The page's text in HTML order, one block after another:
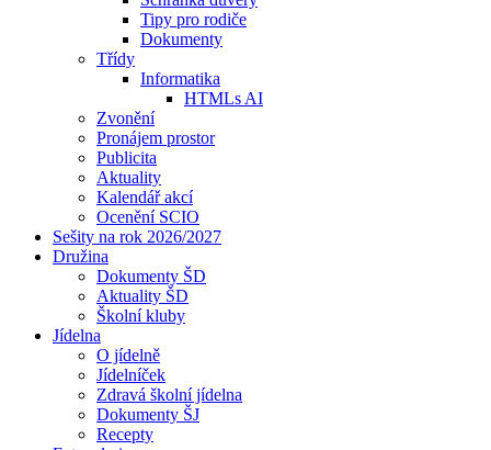
Tipy pro rodiče
Dokumenty
Třídy
Informatika
HTMLs AI
Zvonění
Pronájem prostor
Publicita
Aktuality
Kalendář akcí
Ocenění SCIO
Sešity na rok 2026/2027
Družina
Dokumenty ŠD
Aktuality ŠD
Školní kluby
Jídelna
O jídelně
Jídelníček
Zdravá školní jídelna
Dokumenty ŠJ
Recepty